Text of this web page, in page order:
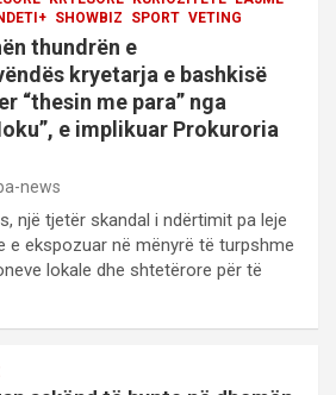
SHOWBIZ SPORT VETING
thundrën e
kryetarja e bashkisë
“thesin me para” nga
e implikuar Prokuroria
news
një tjetër skandal i ndërtimit pa leje
e ekspozuar në mënyrë të turpshme
lokale dhe shtetërore për të